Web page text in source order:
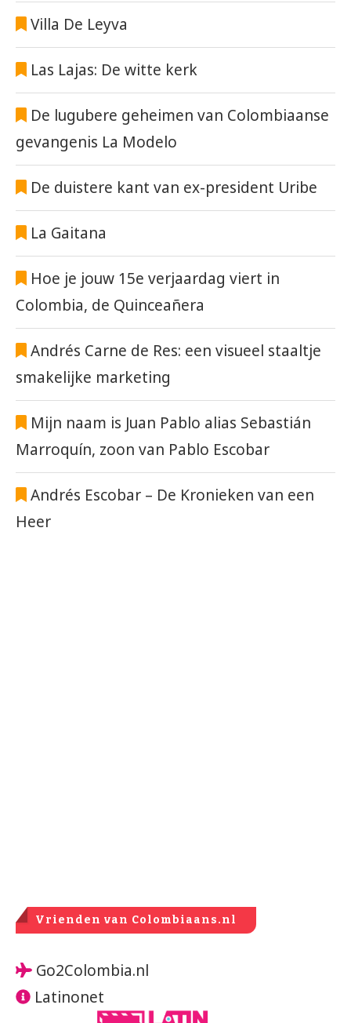
Villa De Leyva
Las Lajas: De witte kerk
De lugubere geheimen van Colombiaanse
gevangenis La Modelo
De duistere kant van ex-president Uribe
La Gaitana
Hoe je jouw 15e verjaardag viert in
Colombia, de Quinceañera
Andrés Carne de Res: een visueel staaltje
smakelijke marketing
Mijn naam is Juan Pablo alias Sebastián
Marroquín, zoon van Pablo Escobar
Andrés Escobar – De Kronieken van een
Heer
Vrienden van Colombiaans.nl
Go2Colombia.nl
Latinonet